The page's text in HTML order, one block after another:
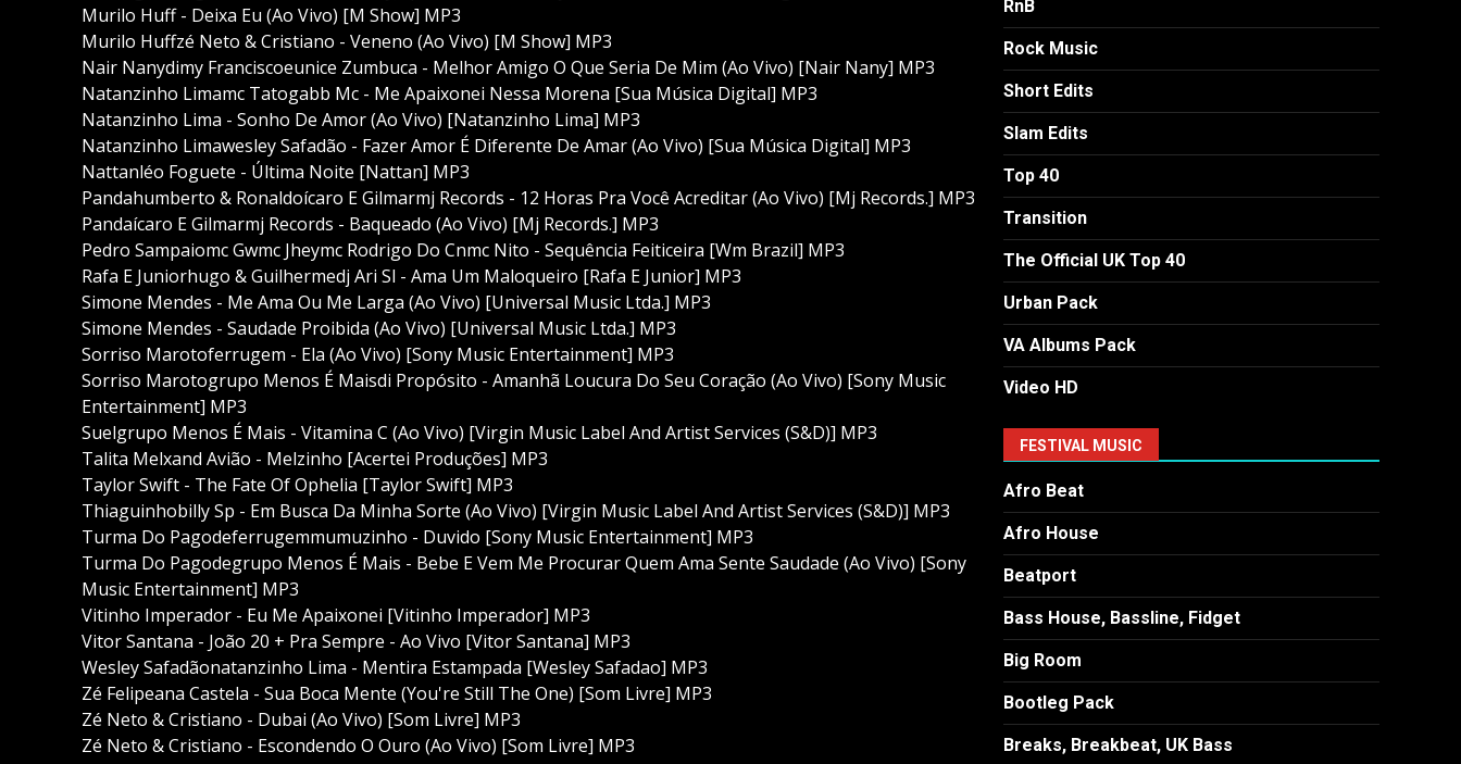
Murilo Huff - Deixa Eu (Ao Vivo) [M Show] MP3
Murilo Huffzé Neto & Cristiano - Veneno (Ao Vivo) [M Show] MP3
Nair Nanydimy Franciscoeunice Zumbuca - Melhor Amigo O Que Seria De Mim (Ao Vivo) [Nair Nany] MP3
Natanzinho Limamc Tatogabb Mc - Me Apaixonei Nessa Morena [Sua Música Digital] MP3
Natanzinho Lima - Sonho De Amor (Ao Vivo) [Natanzinho Lima] MP3
Natanzinho Limawesley Safadão - Fazer Amor É Diferente De Amar (Ao Vivo) [Sua Música Digital] MP3
Nattanléo Foguete - Última Noite [Nattan] MP3
Pandahumberto & Ronaldoícaro E Gilmarmj Records - 12 Horas Pra Você Acreditar (Ao Vivo) [Mj Records.] MP3
Pandaícaro E Gilmarmj Records - Baqueado (Ao Vivo) [Mj Records.] MP3
Pedro Sampaiomc Gwmc Jheymc Rodrigo Do Cnmc Nito - Sequência Feiticeira [Wm Brazil] MP3
Rafa E Juniorhugo & Guilhermedj Ari Sl - Ama Um Maloqueiro [Rafa E Junior] MP3
Simone Mendes - Me Ama Ou Me Larga (Ao Vivo) [Universal Music Ltda.] MP3
Simone Mendes - Saudade Proibida (Ao Vivo) [Universal Music Ltda.] MP3
Sorriso Marotoferrugem - Ela (Ao Vivo) [Sony Music Entertainment] MP3
Sorriso Marotogrupo Menos É Maisdi Propósito - Amanhã Loucura Do Seu Coração (Ao Vivo) [Sony Music
Entertainment] MP3
Suelgrupo Menos É Mais - Vitamina C (Ao Vivo) [Virgin Music Label And Artist Services (S&D)] MP3
Talita Melxand Avião - Melzinho [Acertei Produções] MP3
Taylor Swift - The Fate Of Ophelia [Taylor Swift] MP3
Thiaguinhobilly Sp - Em Busca Da Minha Sorte (Ao Vivo) [Virgin Music Label And Artist Services (S&D)] MP3
Turma Do Pagodeferrugemmumuzinho - Duvido [Sony Music Entertainment] MP3
Turma Do Pagodegrupo Menos É Mais - Bebe E Vem Me Procurar Quem Ama Sente Saudade (Ao Vivo) [Sony
Music Entertainment] MP3
Vitinho Imperador - Eu Me Apaixonei [Vitinho Imperador] MP3
Vitor Santana - João 20 + Pra Sempre - Ao Vivo [Vitor Santana] MP3
Wesley Safadãonatanzinho Lima - Mentira Estampada [Wesley Safadao] MP3
Zé Felipeana Castela - Sua Boca Mente (You're Still The One) [Som Livre] MP3
Zé Neto & Cristiano - Dubai (Ao Vivo) [Som Livre] MP3
Zé Neto & Cristiano - Escondendo O Ouro (Ao Vivo) [Som Livre] MP3
RnB
Rock Music
Short Edits
Slam Edits
Top 40
Transition
The Official UK Top 40
Urban Pack
VA Albums Pack
Video HD
FESTIVAL MUSIC
Afro Beat
Afro House
Beatport
Bass House, Bassline, Fidget
Big Room
Bootleg Pack
Breaks, Breakbeat, UK Bass